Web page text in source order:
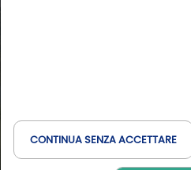
CONTINUA SENZA ACCETTARE